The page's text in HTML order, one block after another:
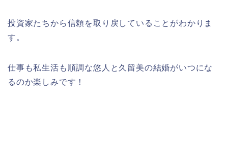
投資家たちから信頼を取り戻していることがわかりま
す。
仕事も私生活も順調な悠人と久留美の結婚がいつにな
るのか楽しみです！